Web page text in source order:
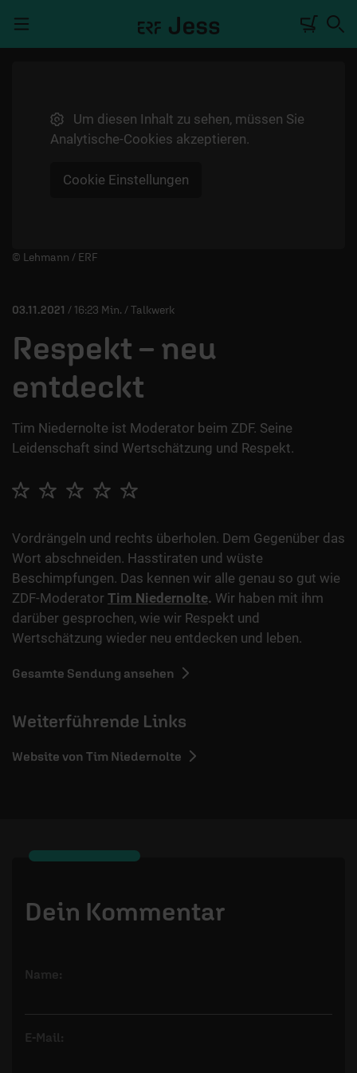
TALKWERK
PODCASTS
Um diesen Inhalt zu sehen, müssen Sie
Analytische-Cookies akzeptieren.
Cookie Einstellungen
Player starten/anhalten
© Lehmann / ERF
03.11.2021 / 16:23 Min. / Talkwerk
Respekt – neu
entdeckt
Tim Niedernolte ist Moderator beim ZDF. Seine
Leidenschaft sind Wertschätzung und Respekt.
Vordrängeln und rechts überholen. Dem Gegenüber das
Wort abschneiden. Hasstiraten und wüste
Beschimpfungen. Das kennen wir alle genau so gut wie
ZDF-Moderator Tim Niedernolte. Wir haben mit ihm
darüber gesprochen, wie wir Respekt und
Wertschätzung wieder neu entdecken und leben.
Gesamte Sendung ansehen
Weiterführende Links
Website von Tim Niedernolte
Dein Kommentar
Name:
E-Mail: